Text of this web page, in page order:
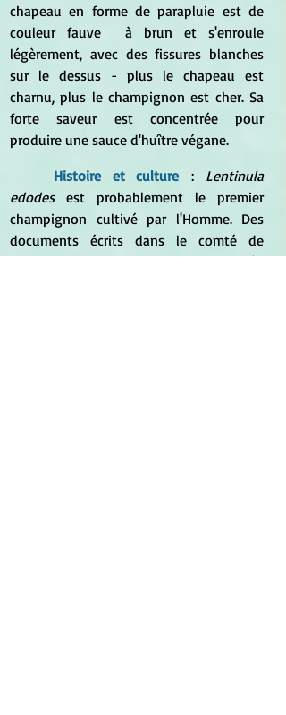
chapeau en forme de parapluie est de
couleur fauve  à brun et s'enroule
légèrement, avec des fissures blanches
sur le dessus - plus le chapeau est
charnu, plus le champignon est cher. Sa
forte saveur est concentrée pour
produire une sauce d'huître végane.
Histoire et culture : Lentinula
edodes est probablement le premier
champignon cultivé par l'Homme. Des
documents écrits dans le comté de
Longquan, en Chine, le mentionnent dès